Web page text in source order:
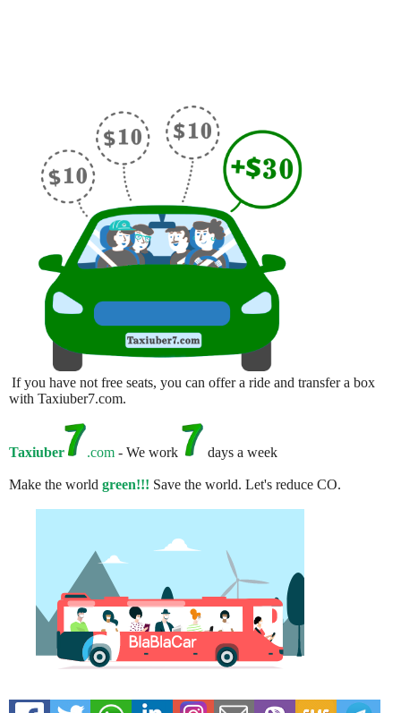
If you have not free seats, you can offer a ride and transfer a box
with Taxiuber7.com.
Taxiuber .com - We work days a week
Make the world green!!! Save the world. Let's reduce CO.